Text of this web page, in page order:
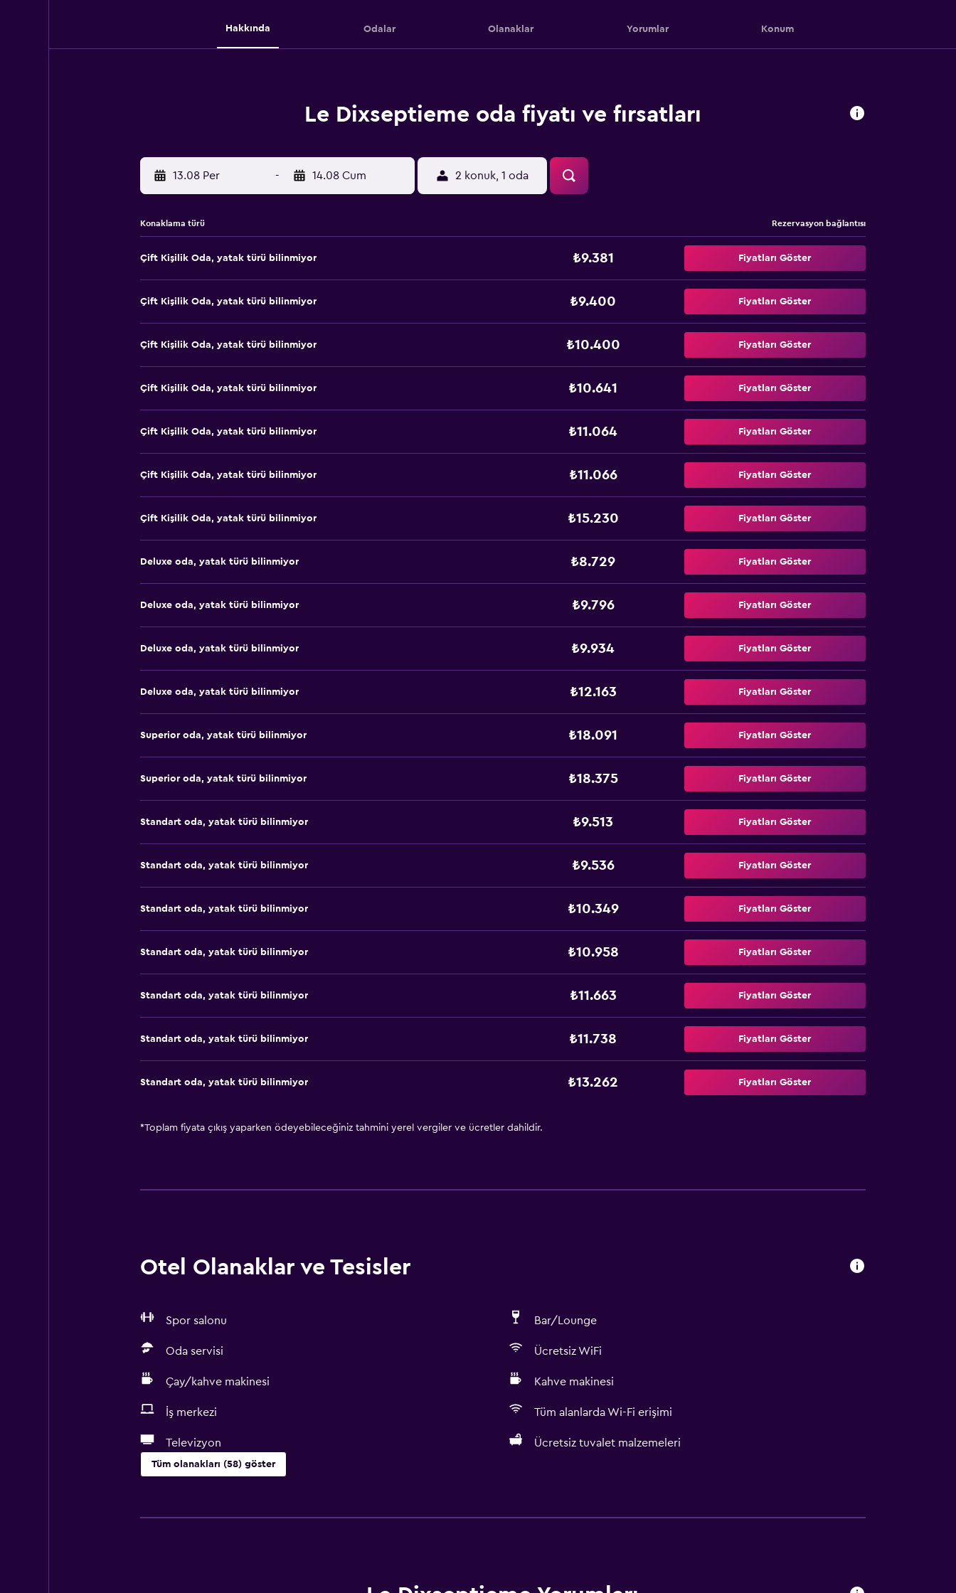
Hakkında Odalar Olanaklar Yorumlar Konum
Le Dixseptieme oda fiyatı ve fırsatları
13.08 Per - 14.08 Cum 2 konuk, 1 oda
Konaklama türü Rezervasyon bağlantısı
Çift ​Kişilik Oda, yatak türü bilinmiyor ₺9.381 Fiyatları Göster
Çift ​Kişilik Oda, yatak türü bilinmiyor ₺9.400 Fiyatları Göster
Çift ​Kişilik Oda, yatak türü bilinmiyor ₺10.400 Fiyatları Göster
Çift ​Kişilik Oda, yatak türü bilinmiyor ₺10.641 Fiyatları Göster
Çift ​Kişilik Oda, yatak türü bilinmiyor ₺11.064 Fiyatları Göster
Çift ​Kişilik Oda, yatak türü bilinmiyor ₺11.066 Fiyatları Göster
Çift ​Kişilik Oda, yatak türü bilinmiyor ₺15.230 Fiyatları Göster
Deluxe oda, yatak türü bilinmiyor ₺8.729 Fiyatları Göster
Deluxe oda, yatak türü bilinmiyor ₺9.796 Fiyatları Göster
Deluxe oda, yatak türü bilinmiyor ₺9.934 Fiyatları Göster
Deluxe oda, yatak türü bilinmiyor ₺12.163 Fiyatları Göster
Superior oda, yatak türü bilinmiyor ₺18.091 Fiyatları Göster
Superior oda, yatak türü bilinmiyor ₺18.375 Fiyatları Göster
Standart oda, yatak türü bilinmiyor ₺9.513 Fiyatları Göster
Standart oda, yatak türü bilinmiyor ₺9.536 Fiyatları Göster
Standart oda, yatak türü bilinmiyor ₺10.349 Fiyatları Göster
Standart oda, yatak türü bilinmiyor ₺10.958 Fiyatları Göster
Standart oda, yatak türü bilinmiyor ₺11.663 Fiyatları Göster
Standart oda, yatak türü bilinmiyor ₺11.738 Fiyatları Göster
Standart oda, yatak türü bilinmiyor ₺13.262 Fiyatları Göster
*Toplam fiyata çıkış yaparken ödeyebileceğiniz tahmini yerel vergiler ve ücretler dahildir.
Otel Olanaklar ve Tesisler
Spor salonu Bar/Lounge
Oda servisi Ücretsiz WiFi
Çay/kahve makinesi Kahve makinesi
İş merkezi Tüm alanlarda Wi-Fi erişimi
Televizyon Ücretsiz tuvalet malzemeleri
Tüm olanakları (58) göster
Ücretsiz WiFi
Duş
Saç kurutma makinesi